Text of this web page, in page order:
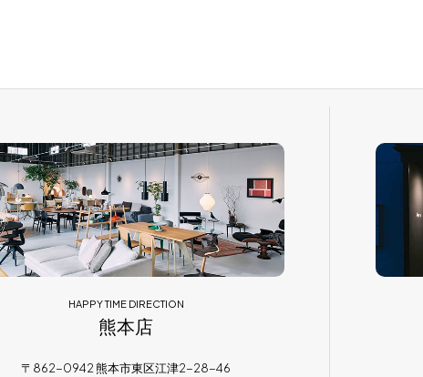
HAPPY TIME DIRECTION
熊本店
〒862-0942 熊本市東区江津2-28-46